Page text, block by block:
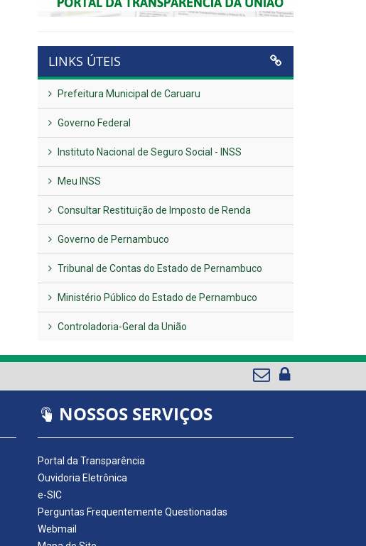
LINKS ÚTEIS
Prefeitura Municipal de Caruaru
Governo Federal
Instituto Nacional de Seguro Social - INSS
Meu INSS
Consultar Restituição de Imposto de Renda
Governo de Pernambuco
Tribunal de Contas do Estado de Pernambuco
Ministério Público do Estado de Pernambuco
Controladoria-Geral da União
NOSSOS SERVIÇOS
Portal da Transparência
Ouvidoria Eletrônica
e-SIC
Perguntas Frequentemente Questionadas
Webmail